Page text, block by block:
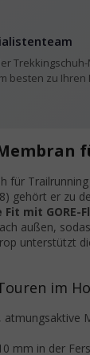
besten zu Ihren
für
gehört er zu
Fit mit GORE-
außen,
unterstützt
im
atmungsaktive
mm in der